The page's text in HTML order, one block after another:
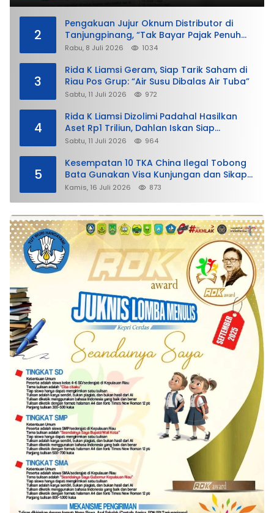
2
Pengakuan Jujur Oknum Distributor di
Tanjungpinang, “Tak Bayar Pajak Penuh
demi Untung”
Rabu, 8 Juli 2026 1034
3
Rida K Liamsi Geram, Siap Tarik Saham di
Riau Pos Grup: “Air Susu Dibalas Air Tuba”
Sabtu, 11 Juli 2026 972
4
Rida K Liamsi Dizolimi Padahal Hasilkan
Aset Rp1 Triliun, Dahlan Iskan Siap
Membela
Sabtu, 11 Juli 2026 964
5
Kesempatan 10 TKA China Ilegal Tobong
Bata Gunakan Visa Kunjungan dan Sikap
Lunak Ditjen Imigrasi Kepri?
Kamis, 16 Juli 2026 873